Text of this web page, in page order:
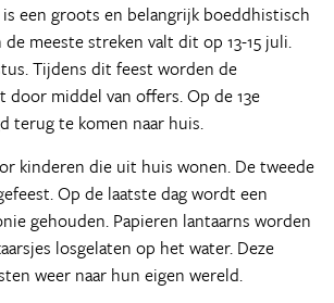
een groots en belangrijk boeddhistisch
meeste streken valt dit op 13-15 juli.
Tijdens dit feest worden de
middel van offers. Op de 13e
terug te komen naar huis.
kinderen die uit huis wonen. De tweede
Op de laatste dag wordt een
gehouden. Papieren lantaarns worden
losgelaten op het water. Deze
weer naar hun eigen wereld.